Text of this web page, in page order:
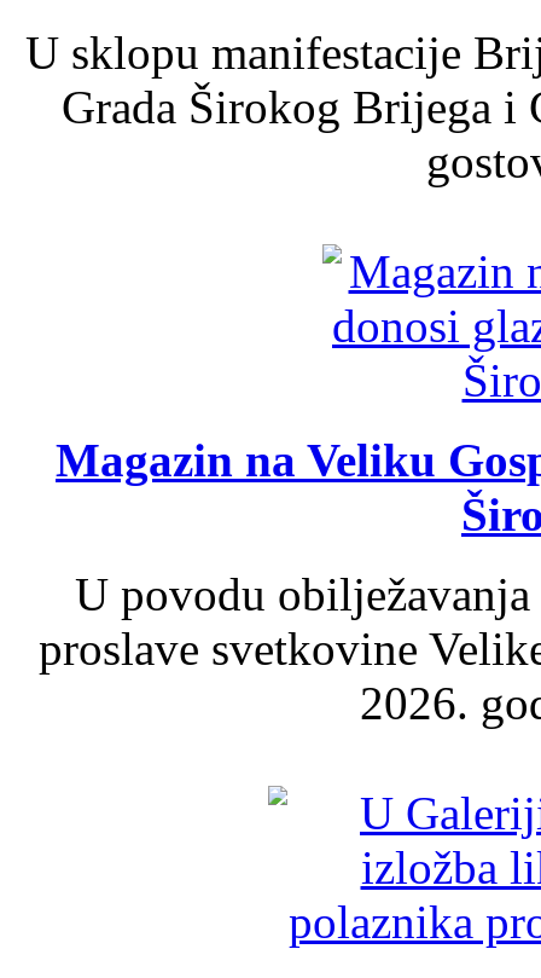
U sklopu manifestacije
Grada Širokog Brijega
Magazin na Veliku
U povodu
proslave svetkovine
2026.